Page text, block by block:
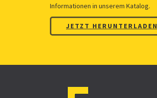
Informationen in unserem Katalog.
JETZT HERUNTERLADEN